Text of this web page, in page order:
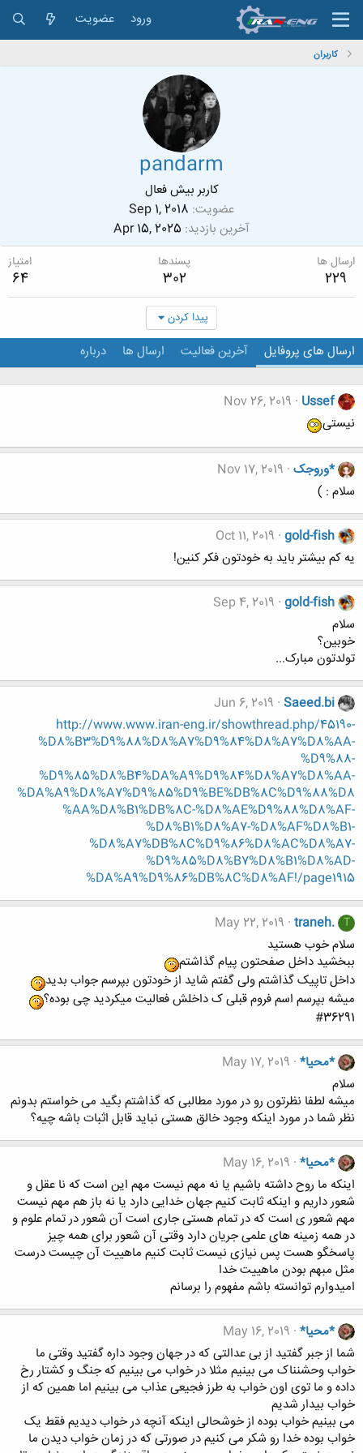
ورود عضویت
کاربران
pandarm
کاربر بیش فعال
عضویت Sep 1, 2018
آخرین بازدید Apr 15, 2025
ارسال ها
229
پسندها
302
امتیاز
64
پیدا کردن
ارسال های پروفایل آخرین فعالیت ارسال ها درباره
Ussef
Nov 26, 2019
نیستی
*وروجک Nov 17, 2019
سلام : )
gold-fish
Oct 11, 2019
یه کم بیشتر باید به خودتون فکر کنین!
gold-fish
Sep 4, 2019
سلام
خوبین؟
تولدتون مبارک...
Saeed.bi
Jun 6, 2019
http://www.www.iran-eng.ir/showthread.php/45190-
%D8%B3%D9%88%D8%A7%D9%84%D8%A7%D8%AA-
%D9%88-
%D9%85%D8%B4%DA%A9%D9%84%D8%A7%D8%AA-
%DA%A9%D8%A7%D9%85%D9%BE%DB%8C%D9%88%D8
%AA%D8%B1%DB%8C-%D8%AE%D9%88%D8%AF-
%D8%B1%D8%A7-%D8%AF%D8%B1-
%D8%A7%DB%8C%D9%86%D8%AC%D8%A7-
%D9%85%D8%B7%D8%B1%D8%AD-
%DA%A9%D9%86%DB%8C%D8%AF!/page1915
T
traneh.
May 22, 2019
سلام خوب هستید
ببخشید داخل صفحتون پیام گذاشتم
داخل تاپیک گذاشتم ولی گفتم شاید از خودتون بپرسم جواب بدید
میشه بپرسم اسم فروم قبلی ک داخلش فعالیت میکردید چی بوده؟
#36291
*محیا* May 17, 2019
سلام
میشه لطفا نظرتون رو در مورد مطالبی که گذاشتم بگید می خواستم بدونم
نظر شما در مورد اینکه وجود خالق هستی نباید قابل اثبات باشه چیه؟
*محیا* May 16, 2019
اینکه ما روح داشته باشیم یا نه مهم نیست مهم این است که نا عقل و
شعور داریم و اینکه ثابت کنیم جهان خدایی دارد یا نه باز هم مهم نیست
مهم شعور ی است که در تمام هستی جاری است آن شعور در تمام علوم و
در همه زمینه های علمی جریان دارد وقتی آن شعور برای همه چیز
پاسخگو هست پس نیازی نیست ثابت کنیم ماهییت آن چیست درست
مثل مبهم بودن ماهییت خدا
امیدوارم توانسته باشم مفهوم را برسانم
*محیا* May 16, 2019
شما از جبر گفتید از بی عدالتی که در جهان وجود داره گفتید وقتی ما
خواب وحشنناک می بینیم مثلا در خواب می بینیم که جنگ و کشتار رخ
داده و ما توی اون خواب به طرز فجیعی عذاب می بینیم اما همین که از
خواب بیدار شدیم
می بینیم خواب بوده از خوشحالی اینکه آنچه در خواب دیدیم فقط یک
خواب بوده خدا رو شکر می کنیم در صورتی که در زمان خواب دیدن ما